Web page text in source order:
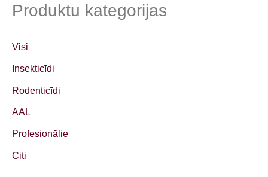
k
ē
t
Produktu kategorijas
Visi
Insekticīdi
Rodenticīdi
AAL
Profesionālie
Citi